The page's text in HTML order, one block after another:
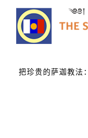
把珍贵的萨迦教法：